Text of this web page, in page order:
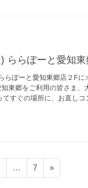
ららぽーと愛知東
らぽーと愛知東郷店２F
東郷をご利用の皆さま、
てすぐの場所に、お直し
…
ペ
ー
7 »